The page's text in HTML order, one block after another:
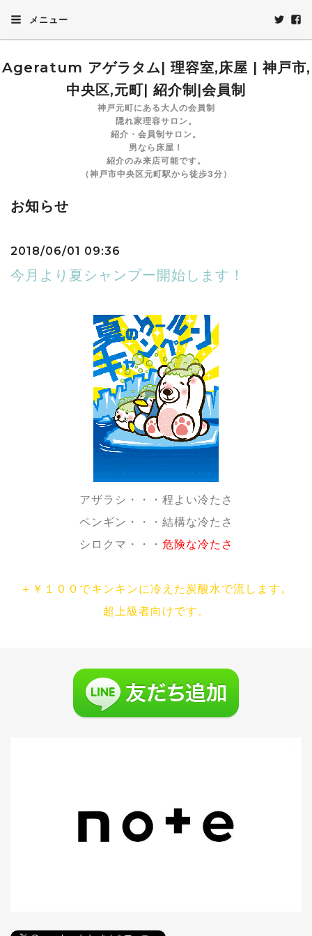
メニュー
Ageratum アゲラタム| 理容室,床屋 | 神戸市,
中央区,元町| 紹介制|会員制
神戸元町にある大人の会員制
隠れ家理容サロン。
紹介・会員制サロン。
男なら床屋！
紹介のみ来店可能です。
（神戸市中央区元町駅から徒歩3分）
お知らせ
2018/06/01 09:36
今月より夏シャンプー開始します！
アザラシ・・・程よい冷たさ
ペンギン・・・結構な冷たさ
シロクマ・・・ 危険な冷たさ
＋￥１００でキンキンに冷えた炭酸水で流します。
超上級者向けです。